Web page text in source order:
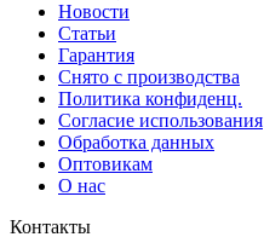
Новости
Статьи
Гарантия
Снято с производства
Политика конфиденц.
Согласие использования
Обработка данных
Оптовикам
О нас
Контакты